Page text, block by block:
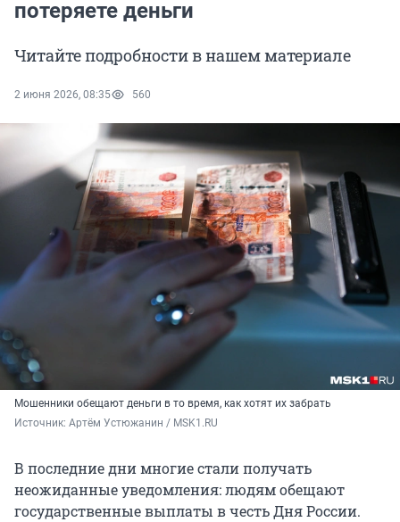
потеряете деньги
Читайте подробности в нашем материале
2 июня 2026, 08:35 560
Мошенники обещают деньги в то время, как хотят их забрать
Источник: Артём Устюжанин / MSK1.RU
В последние дни многие стали получать
неожиданные уведомления: людям обещают
государственные выплаты в честь Дня России.